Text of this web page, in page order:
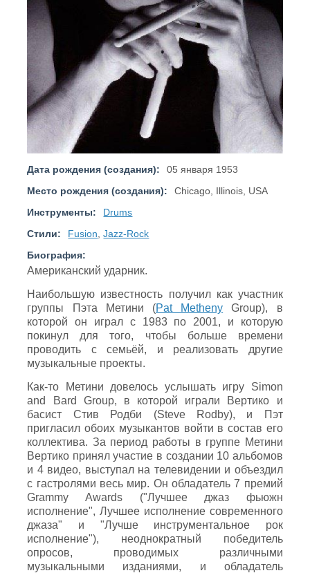
Дата рождения (создания):
05 января 1953
Место рождения (создания):
Chicago, Illinois, USA
Инструменты:
Drums
Стили:
Fusion ,Jazz-Rock
Биография:
Американский ударник.
Наибольшую известность получил как участник
группы Пэта Метини (Pat Metheny Group), в
которой он играл с 1983 по 2001, и которую
покинул для того, чтобы больше времени
проводить с семьёй, и реализовать другие
музыкальные проекты.
Как-то Метини довелось услышать игру Simon
and Bard Group, в которой играли Вертико и
басист Стив Родби (Steve Rodby), и Пэт
пригласил обоих музыкантов войти в состав его
коллектива. За период работы в группе Метини
Вертико принял участие в создании 10 альбомов
и 4 видео, выступал на телевидении и объездил
с гастролями весь мир. Он обладатель 7 премий
Grammy Awards ("Лучшее джаз фьюжн
исполнение", Лучшее исполнение современного
джаза" и "Лучше инструментальное рок
исполнение"), неоднократный победитель
опросов, проводимых различными
музыкальными изданиями, и обладатель